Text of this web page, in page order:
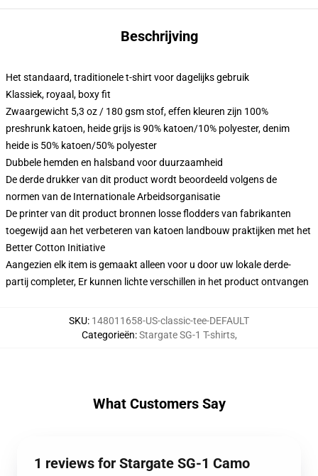
Beschrijving
Het standaard, traditionele t-shirt voor dagelijks gebruik
Klassiek, royaal, boxy fit
Zwaargewicht 5,3 oz / 180 gsm stof, effen kleuren zijn 100%
preshrunk katoen, heide grijs is 90% katoen/10% polyester, denim
heide is 50% katoen/50% polyester
Dubbele hemden en halsband voor duurzaamheid
De derde drukker van dit product wordt beoordeeld volgens de
normen van de Internationale Arbeidsorganisatie
De printer van dit product bronnen losse flodders van fabrikanten
toegewijd aan het verbeteren van katoen landbouw praktijken met het
Better Cotton Initiative
Aangezien elk item is gemaakt alleen voor u door uw lokale derde-
partij completer, Er kunnen lichte verschillen in het product ontvangen
SKU: 148011658-US-classic-tee-DEFAULT
Categorieën:Stargate SG-1 T-shirts,
What Customers Say
1 reviews for Stargate SG-1 Camo